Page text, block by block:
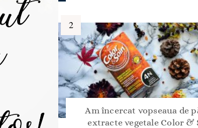
Am încercat vopseaua de
extracte vegetale Color &